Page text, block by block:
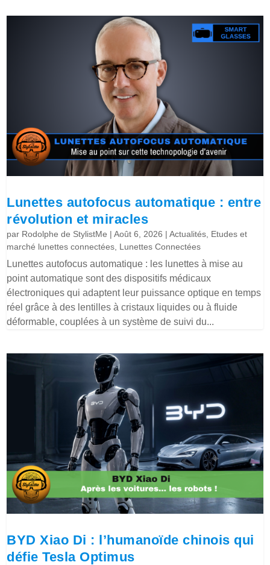
Lunettes autofocus automatique : entre
révolution et miracles
par Rodolphe de StylistMe |Août 6, 2026 |Actualités Etudes et
marché lunettes connectées Lunettes Connectées
Lunettes autofocus automatique : les lunettes à mise au
point automatique sont des dispositifs médicaux
électroniques qui adaptent leur puissance optique en temps
réel grâce à des lentilles à cristaux liquides ou à fluide
déformable, couplées à un système de suivi du...
BYD Xiao Di : l’humanoïde chinois qui
défie Tesla Optimus